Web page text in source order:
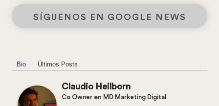
SÍGUENOS EN GOOGLE NEWS
Bio Últimos Posts
Claudio Heilborn
Co Owner en MD Marketing Digital